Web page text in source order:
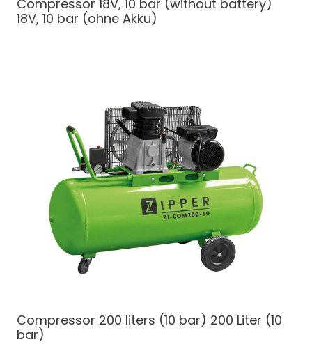
Compressor 18V, 10 bar (without battery)
18V, 10 bar (ohne Akku)
Compressor 200 liters (10 bar) 200 Liter (10
bar)